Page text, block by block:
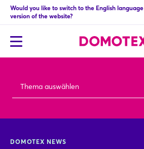
Would you like to switch to the English language
version of the website?
Thema auswählen
DOMOTEX NEWS